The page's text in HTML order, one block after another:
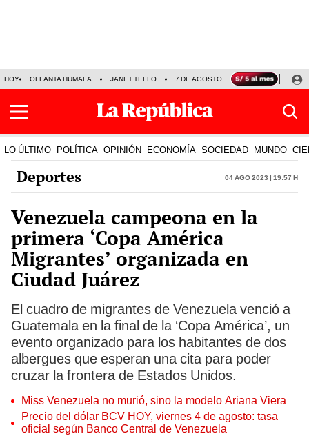
HOY OLLANTA HUMALA JANET TELLO 7 DE AGOSTO TINKA RESULTADOS
LO ÚLTIMO POLÍTICA OPINIÓN ECONOMÍA SOCIEDAD MUNDO
Deportes 04 Ago 2023 | 19:57 h
Venezuela campeona en la
primera ‘Copa América
Migrantes’ organizada en
Ciudad Juárez
El cuadro de migrantes de Venezuela venció a
Guatemala en la final de la ‘Copa América’, un
evento organizado para los habitantes de dos
albergues que esperan una cita para poder
cruzar la frontera de Estados Unidos.
Miss Venezuela no murió, sino la modelo Ariana Viera
Precio del dólar BCV HOY, viernes 4 de agosto: tasa
oficial según Banco Central de Venezuela